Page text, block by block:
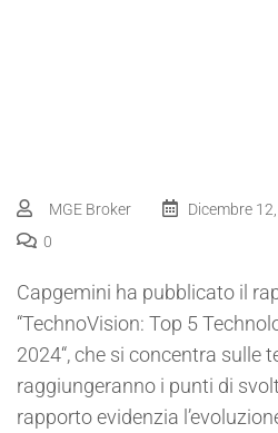
MGE Broker Dicembre
0
Capgemini ha pubblicato il
“TechnoVision: Top 5
2024“, che si concentra sulle
raggiungeranno i punti di
rapporto evidenzia